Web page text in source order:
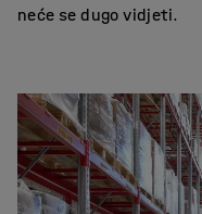
neće se dugo vidjeti.